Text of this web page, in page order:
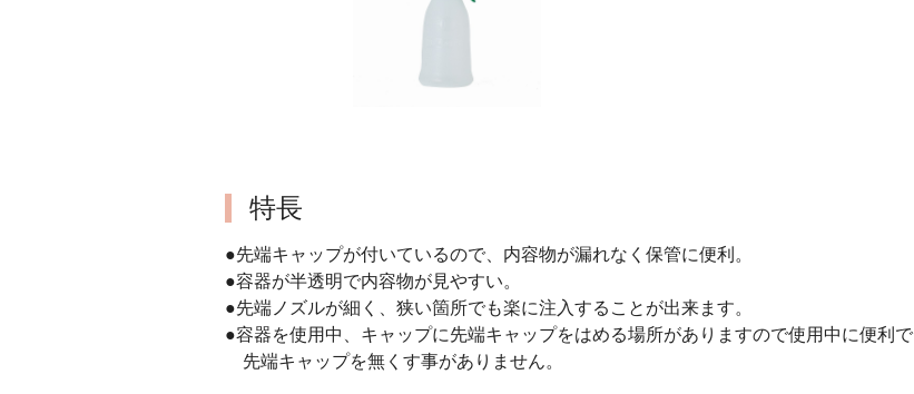
特長
●先端キャップが付いているので、内容物が漏れなく保管に便利。
●容器が半透明で内容物が見やすい。
●先端ノズルが細く、狭い箇所でも楽に注入することが出来ます。
●容器を使用中、キャップに先端キャップをはめる場所がありますので使用中に便利で
先端キャップを無くす事がありません。